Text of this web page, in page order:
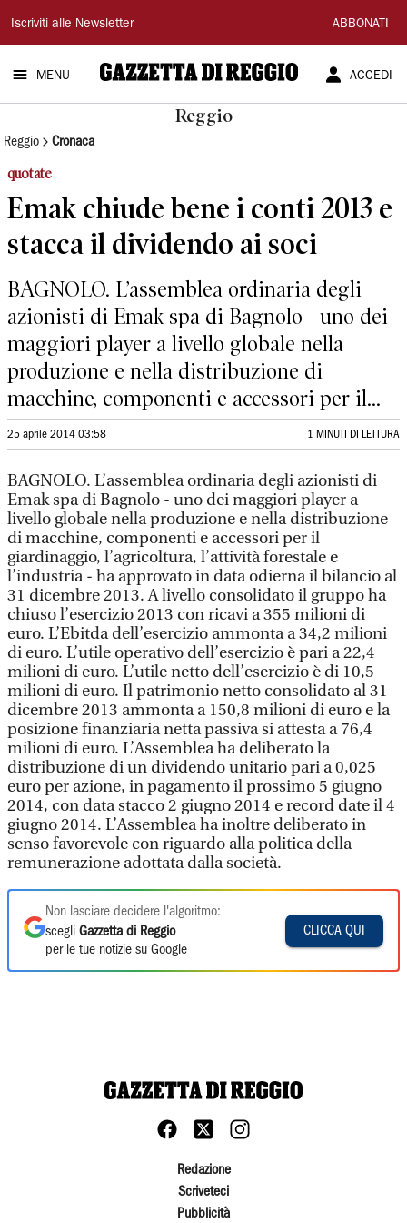
Gazzetta
di
Reggio
Iscriviti alle Newsletter ABBONATI
MENU ACCEDI
Reggio
Reggio Cronaca
quotate
Emak chiude bene i conti 2013 e
stacca il dividendo ai soci
BAGNOLO. L’assemblea ordinaria degli
azionisti di Emak spa di Bagnolo - uno dei
maggiori player a livello globale nella
produzione e nella distribuzione di
macchine, componenti e accessori per il...
25 aprile 2014 03:58 1 MINUTI DI LETTURA
BAGNOLO. L’assemblea ordinaria degli azionisti di
Emak spa di Bagnolo - uno dei maggiori player a
livello globale nella produzione e nella distribuzione
di macchine, componenti e accessori per il
giardinaggio, l’agricoltura, l’attività forestale e
l’industria - ha approvato in data odierna il bilancio al
31 dicembre 2013. A livello consolidato il gruppo ha
chiuso l’esercizio 2013 con ricavi a 355 milioni di
euro. L’Ebitda dell’esercizio ammonta a 34,2 milioni
di euro. L’utile operativo dell’esercizio è pari a 22,4
milioni di euro. L’utile netto dell’esercizio è di 10,5
milioni di euro. Il patrimonio netto consolidato al 31
dicembre 2013 ammonta a 150,8 milioni di euro e la
posizione finanziaria netta passiva si attesta a 76,4
milioni di euro. L’Assemblea ha deliberato la
distribuzione di un dividendo unitario pari a 0,025
euro per azione, in pagamento il prossimo 5 giugno
2014, con data stacco 2 giugno 2014 e record date il 4
giugno 2014. L’Assemblea ha inoltre deliberato in
senso favorevole con riguardo alla politica della
remunerazione adottata dalla società.
Non lasciare decidere l'algoritmo:
scegli Gazzetta di Reggio
per le tue notizie su Google
CLICCA QUI
Redazione
Scriveteci
Pubblicità